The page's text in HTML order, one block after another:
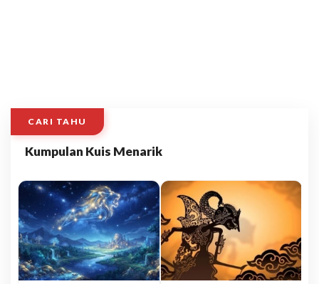
CARI TAHU
Kumpulan Kuis Menarik